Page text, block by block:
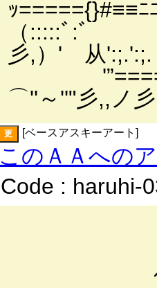
ｯ====={}#≡≡
（
彡,）' 从':;.':;.
'”====｀
⌒''～''"彡,,
更 [ベースアスキーアート]
このＡＡへの
Code : haruhi-
ｲ fノ